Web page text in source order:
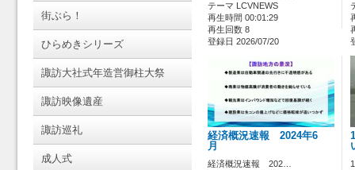
街ぶら！
ひらめきシリーズ
諏訪大社式年造営御柱大祭
諏訪映像遺産
諏訪巡礼
成人式
テーマ LCVNEWS
再生時間 00:01:29
再生回数 8
登録日 2026/07/20
経済概況速報 2024年6
月
経済概況速報 202…